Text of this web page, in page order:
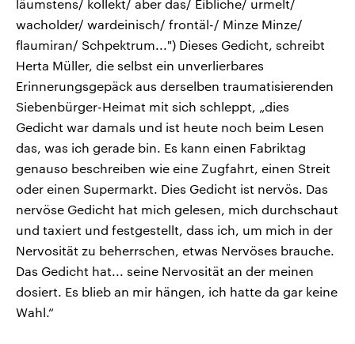
läumstens/ kollekt/ aber das/ Eibliche/ urmelt/
wacholder/ wardeinisch/ frontäl-/ Minze Minze/
flaumiran/ Schpektrum...") Dieses Gedicht, schreibt
Herta Müller, die selbst ein unverlierbares
Erinnerungsgepäck aus derselben traumatisierenden
Siebenbürger-Heimat mit sich schleppt, „dies
Gedicht war damals und ist heute noch beim Lesen
das, was ich gerade bin. Es kann einen Fabriktag
genauso beschreiben wie eine Zugfahrt, einen Streit
oder einen Supermarkt. Dies Gedicht ist nervös. Das
nervöse Gedicht hat mich gelesen, mich durchschaut
und taxiert und festgestellt, dass ich, um mich in der
Nervosität zu beherrschen, etwas Nervöses brauche.
Das Gedicht hat... seine Nervosität an der meinen
dosiert. Es blieb an mir hängen, ich hatte da gar keine
Wahl.“